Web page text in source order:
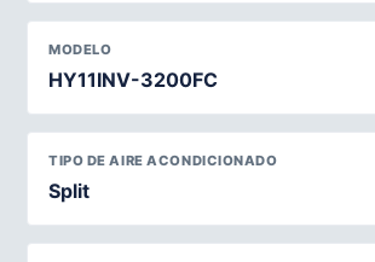
MODELO
HY11INV-3200FC
TIPO DE AIRE ACONDICIONADO
Split